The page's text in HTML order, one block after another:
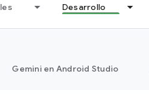
Desarrollo
Gemini en Android Studio